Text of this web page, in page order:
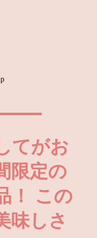
の定番！『プリ
治抹茶のプリン』が
て登場！！
】5月9日・10日限
大プリン販売！
】はおかげさまで
た。今後とも変わ
何卒よろしくお願
てがお
限定の
！
この
味しさ